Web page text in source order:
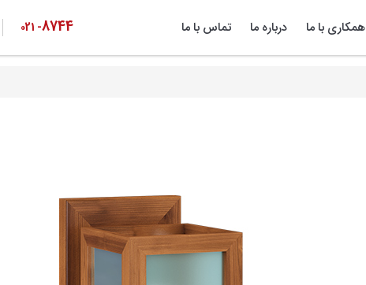
همکاری با ما درباره ما تماس با ما 021 -8744